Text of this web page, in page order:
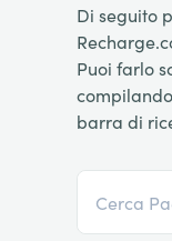
Di seguito
Puoi farlo
barra di